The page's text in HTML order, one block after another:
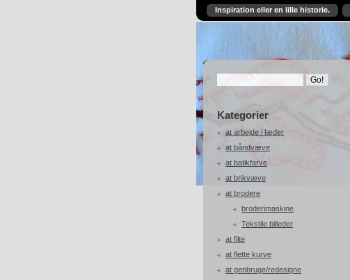
Inspiration eller en lille historie.
Kategorier
at arbejde i læder
at båndvæve
at batikfarve
at brikvæve
at brodere
broderimaskine
Tekstile billeder
at filte
at flette kurve
at genbruge/redesigne